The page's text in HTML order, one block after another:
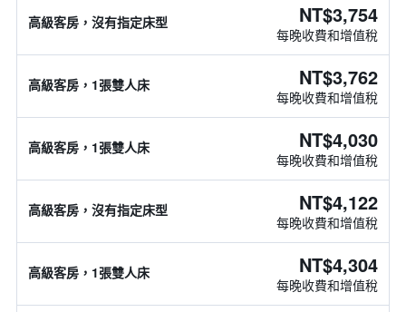
高級客房，沒有指定床型 NT$3,754
每晚收費和增值稅
高級客房，1張雙人床 NT$3,762
每晚收費和增值稅
高級客房，1張雙人床 NT$4,030
每晚收費和增值稅
高級客房，沒有指定床型 NT$4,122
每晚收費和增值稅
高級客房，1張雙人床 NT$4,304
每晚收費和增值稅